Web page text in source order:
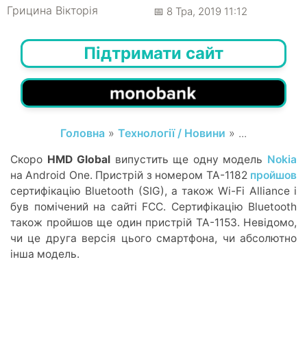
Грицина Вікторія 📅 8 Тра, 2019 11:12
Підтримати сайт
Головна » Технології / Новини » ...
Скоро HMD Global випустить ще одну модель Nokia
на Android One. Пристрій з номером TA-1182 пройшов
сертифікацію Bluetooth (SIG), а також Wi-Fi Alliance і
був помічений на сайті FCC. Сертифікацію Bluetooth
також пройшов ще один пристрій TA-1153. Невідомо,
чи це друга версія цього смартфона, чи абсолютно
інша модель.